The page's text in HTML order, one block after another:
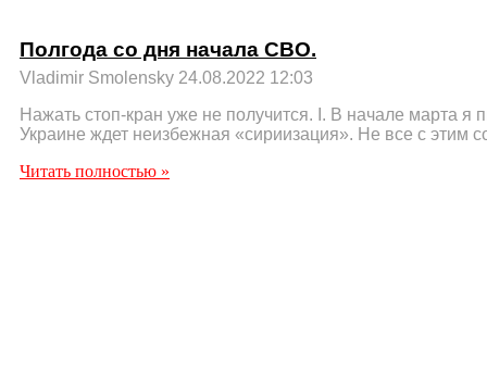
Полгода со дня начала СВО.
Vladimir Smolensky 24.08.2022 12:03
Нажать стоп-кран уже не получится. I. В начале марта я
Украине ждет неизбежная «сириизация». Не все с этим
Читать полностью »